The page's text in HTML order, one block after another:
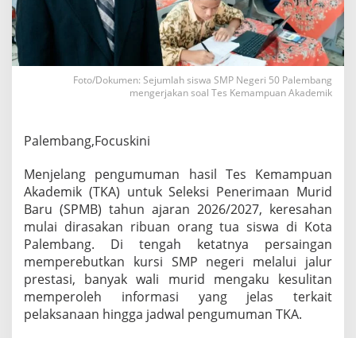
n
g
T
S
w
a
K
e
u
h
k
a
n
M
Foto/Dokumen: Sejumlah siswa SMP Negeri 50 Palembang
mengerjakan soal Tes Kemampuan Akademik
Palembang,Focuskini
Menjelang pengumuman hasil Tes Kemampuan
Akademik (TKA) untuk Seleksi Penerimaan Murid
Baru (SPMB) tahun ajaran 2026/2027, keresahan
mulai dirasakan ribuan orang tua siswa di Kota
Palembang. Di tengah ketatnya persaingan
memperebutkan kursi SMP negeri melalui jalur
prestasi, banyak wali murid mengaku kesulitan
memperoleh informasi yang jelas terkait
pelaksanaan hingga jadwal pengumuman TKA.